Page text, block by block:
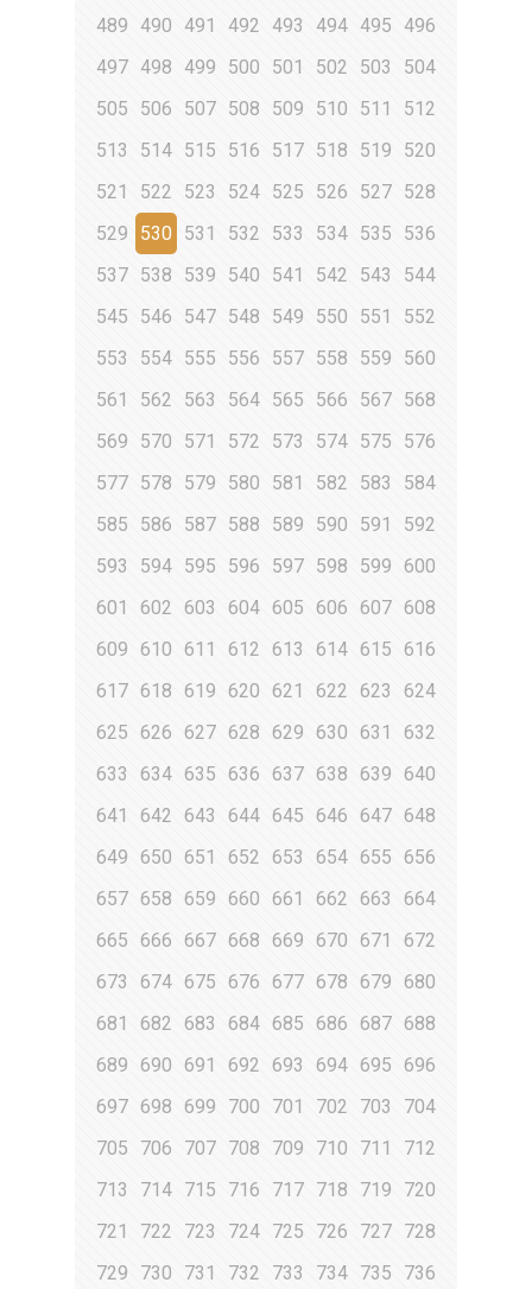
489 490 491 492 493 494 495
496
497 498 499 500 501 502 503
504
505
506 507 508 509 510 511
512
513
514 515 516 517 518 519
520
521
522 523 524 525 526 527 528
529
530 531 532 533 534 535
536
537 538 539 540 541 542 543
544
545
546 547 548 549 550 551
552
553
554 555 556 557 558 559
560
561
562 563 564 565 566 567 568
569
570 571 572 573 574 575
576
577 578 579 580 581 582 583
584
585
586 587 588 589 590 591
592
593
594 595 596 597 598 599
600
601
602 603 604 605 606 607 608
609
610 611 612 613 614 615
616
617 618 619 620 621 622 623
624
625
626 627 628 629 630 631
632
633
634 635 636 637 638 639 640
641
642 643 644 645 646 647 648
649
650 651 652 653 654 655 656
657 658 659 660 661 662 663
664
665
666 667 668 669 670 671
672
673
674 675 676 677 678 679
680
681
682 683 684 685 686 687 688
689
690 691 692 693 694 695
696
697 698 699 700 701 702 703
704
705
706 707 708 709 710 711
712
713
714 715 716 717 718 719
720
721
722 723 724 725 726 727 728
729
730 731 732 733 734 735
736